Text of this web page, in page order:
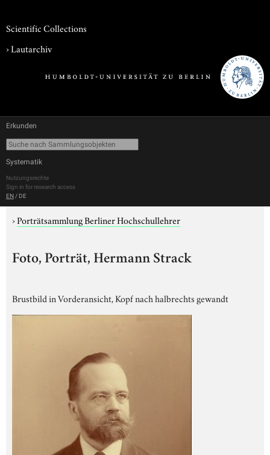
Scientific Collections
›Lautarchiv
Erkunden
Systematik
Nutzungsrechte
Sign in for research access
EN / DE
›Porträtsammlung Berliner Hochschullehrer
Foto, Porträt, Hermann Strack
Brustbild in Vorderansicht, Kopf nach halbrechts gewandt